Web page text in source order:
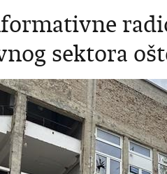
sektora